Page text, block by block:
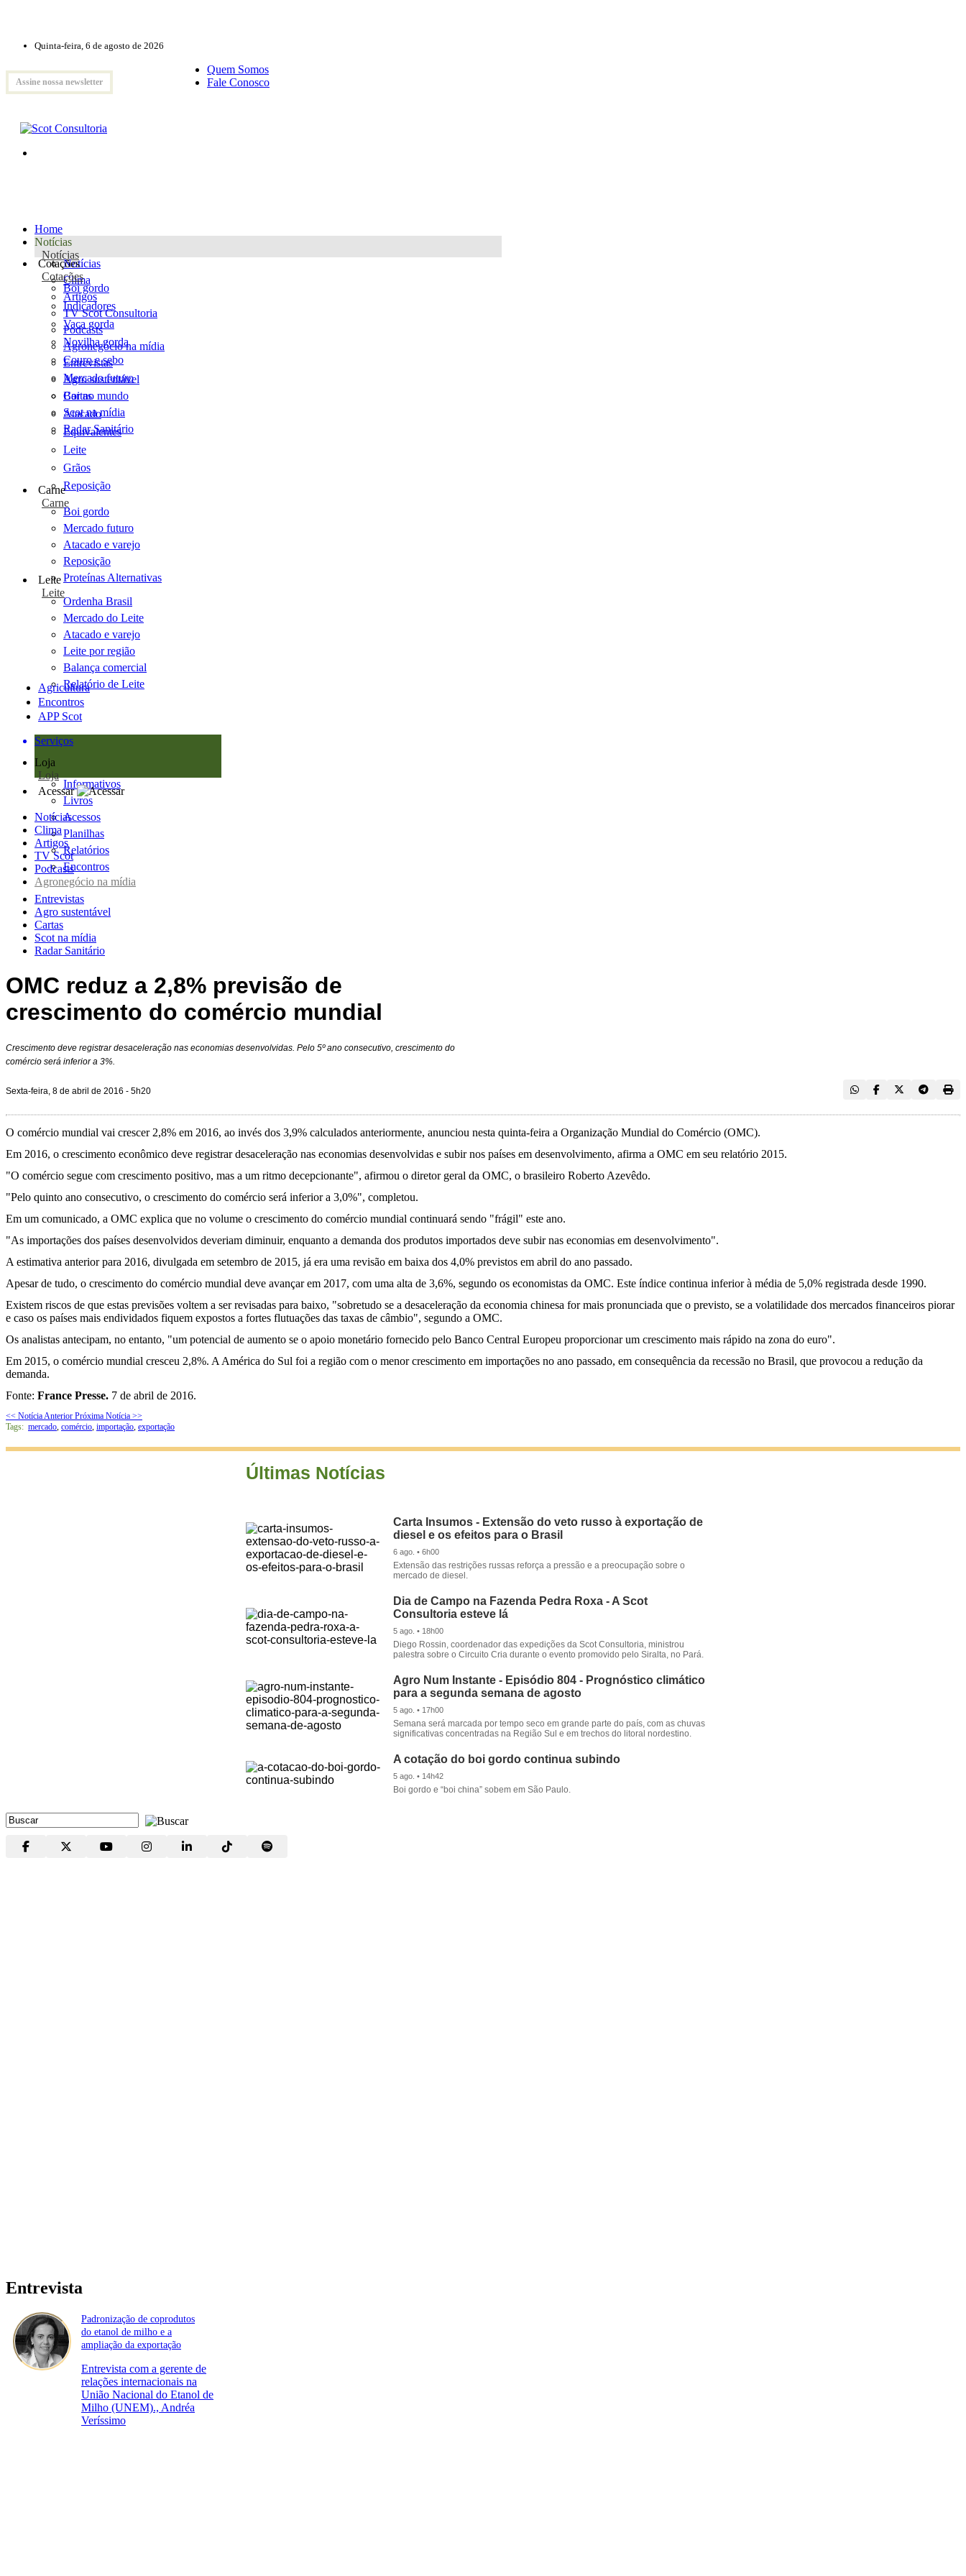
Quinta-feira, 6 de agosto de 2026
Assine nossa newsletter
Quem Somos
Fale Conosco
Home
Notícias
Notícias
Notícias
Clima
Artigos
TV Scot Consultoria
Podcasts
Agronegócio na mídia
Entrevistas
Agro sustentável
Cartas
Scot na mídia
Radar Sanitário
Cotações
Cotações
Boi gordo
Indicadores
Vaca gorda
Novilha gorda
Couro e sebo
Mercado futuro
Boi no mundo
Atacado
Equivalentes
Leite
Grãos
Reposição
Carne
Carne
Boi gordo
Mercado futuro
Atacado e varejo
Reposição
Proteínas Alternativas
Leite
Leite
Ordenha Brasil
Mercado do Leite
Atacado e varejo
Leite por região
Balança comercial
Relatório de Leite
Agricultura
Encontros
APP Scot
Serviços
Loja
Loja
Informativos
Livros
Acessos
Planilhas
Relatórios
Encontros
Acessar
Notícias
Clima
Artigos
TV Scot
Podcasts
Agronegócio na mídia
Entrevistas
Agro sustentável
Cartas
Scot na mídia
Radar Sanitário
OMC reduz a 2,8% previsão de
crescimento do comércio mundial
Crescimento deve registrar desaceleração nas economias desenvolvidas. Pelo 5º ano consecutivo, crescimento do
comércio será inferior a 3%.
Sexta-feira, 8 de abril de 2016 - 5h20
O comércio mundial vai crescer 2,8% em 2016, ao invés dos 3,9% calculados anteriormente, anunciou nesta quinta-feira a Organização Mundial do Comércio (OMC).
Em 2016, o crescimento econômico deve registrar desaceleração nas economias desenvolvidas e subir nos países em desenvolvimento, afirma a OMC em seu relatório 2015.
"O comércio segue com crescimento positivo, mas a um ritmo decepcionante", afirmou o diretor geral da OMC, o brasileiro Roberto Azevêdo.
"Pelo quinto ano consecutivo, o crescimento do comércio será inferior a 3,0%", completou.
Em um comunicado, a OMC explica que no volume o crescimento do comércio mundial continuará sendo "frágil" este ano.
"As importações dos países desenvolvidos deveriam diminuir, enquanto a demanda dos produtos importados deve subir nas economias em desenvolvimento".
A estimativa anterior para 2016, divulgada em setembro de 2015, já era uma revisão em baixa dos 4,0% previstos em abril do ano passado.
Apesar de tudo, o crescimento do comércio mundial deve avançar em 2017, com uma alta de 3,6%, segundo os economistas da OMC. Este índice continua inferior à média de 5,0% registrada desde 1990.
Existem riscos de que estas previsões voltem a ser revisadas para baixo, "sobretudo se a desaceleração da economia chinesa for mais pronunciada que o previsto, se a volatilidade dos mercados financeiros piorar
e caso os países mais endividados fiquem expostos a fortes flutuações das taxas de câmbio", segundo a OMC.
Os analistas antecipam, no entanto, "um potencial de aumento se o apoio monetário fornecido pelo Banco Central Europeu proporcionar um crescimento mais rápido na zona do euro".
Em 2015, o comércio mundial cresceu 2,8%. A América do Sul foi a região com o menor crescimento em importações no ano passado, em consequência da recessão no Brasil, que provocou a redução da
demanda.
Fonte: France Presse. 7 de abril de 2016.
<< Notícia Anterior Próxima Notícia >>
Tags: mercado, comércio, importação, exportação
Últimas Notícias
Carta Insumos - Extensão do veto russo à exportação de
diesel e os efeitos para o Brasil
6 ago. • 6h00
Extensão das restrições russas reforça a pressão e a preocupação sobre o
mercado de diesel.
Dia de Campo na Fazenda Pedra Roxa - A Scot
Consultoria esteve lá
5 ago. • 18h00
Diego Rossin, coordenador das expedições da Scot Consultoria, ministrou
palestra sobre o Circuito Cria durante o evento promovido pelo Siralta, no Pará.
Agro Num Instante - Episódio 804 - Prognóstico climático
para a segunda semana de agosto
5 ago. • 17h00
Semana será marcada por tempo seco em grande parte do país, com as chuvas
significativas concentradas na Região Sul e em trechos do litoral nordestino.
A cotação do boi gordo continua subindo
5 ago. • 14h42
Boi gordo e “boi china” sobem em São Paulo.
Entrevista
Padronização de coprodutos
do etanol de milho e a
ampliação da exportação
Entrevista com a gerente de
relações internacionais na
União Nacional do Etanol de
Milho (UNEM)., Andréa
Veríssimo